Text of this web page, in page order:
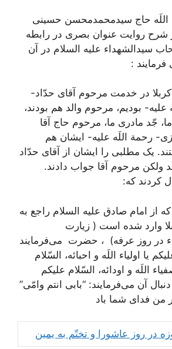
حاج سیدمحمدمحسن حسینی
شرح روایت عنوان بصری در رابطه
سیدالشهداء علیه السلام در آن
:
در خدمت مرحوم آقاى حدّاد-
علیه- بودیم، مرحوم والد هم بودند،
جّد مادرى ما، مرحوم حاج آقا
رحمة اللَه علیه- ایشان هم
یک مطلبى را ایشان از آقاى حدّاد
ولکن مرحوم آقا جواب دادند.
کردند که:
از امام صادق علیه السلام راجع به
وارد شده است ( زیارت
در روز عرفه) ، حضرت می‌فرمایند
یا اولیاء اللَه و احبائه، السّلام
اللَه و اودائه، السّلام علیکم
آن مى‌فرمایند: “بابى انتم وامّى”
من فداى شما باد
در روز عاشورا و تختّم به یمین